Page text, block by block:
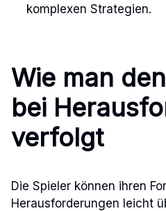
komplexen Strategien.
Wie man
bei
verfolgt
Die Spieler können ihren
Herausforderungen leicht